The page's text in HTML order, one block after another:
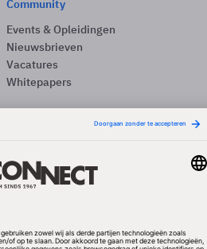
Community
Events & Opleidingen
Nieuwsbrieven
Vacatures
Whitepapers